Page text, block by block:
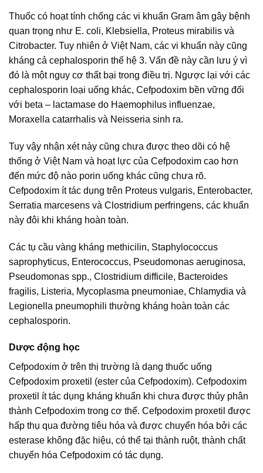
Thuốc có hoạt tính chống các vi khuẩn Gram âm gây bệnh
quan trọng như E. coli, Klebsiella, Proteus mirabilis và
Citrobacter. Tuy nhiên ở Việt Nam, các vi khuẩn này cũng
kháng cả cephalosporin thế hệ 3. Vấn đề này cần lưu ý vì
đó là một nguy cơ thất bại trong điều trị. Ngược lại với các
cephalosporin loại uống khác, Cefpodoxim bền vững đối
với beta – lactamase do Haemophilus influenzae,
Moraxella catarrhalis và Neisseria sinh ra.
Tuy vậy nhận xét này cũng chưa được theo dõi có hệ
thống ở Việt Nam và hoạt lực của Cefpodoxim cao hơn
đến mức độ nào porin uống khác cũng chưa rõ.
Cefpodoxim ít tác dụng trên Proteus vulgaris, Enterobacter,
Serratia marcesens và Clostridium perfringens, các khuẩn
này đôi khi kháng hoàn toàn.
Các tụ cầu vàng kháng methicilin, Staphylococcus
saprophyticus, Enterococcus, Pseudomonas aeruginosa,
Pseudomonas spp., Clostridium difficile, Bacteroides
fragilis, Listeria, Mycoplasma pneumoniae, Chlamydia và
Legionella pneumophili thường kháng hoàn toàn các
cephalosporin.
Dược động học
Cefpodoxim ở trên thị trường là dạng thuốc uống
Cefpodoxim proxetil (ester của Cefpodoxim). Cefpodoxim
proxetil ít tác dụng kháng khuẩn khi chưa được thủy phân
thành Cefpodoxim trong cơ thể. Cefpodoxim proxetil được
hấp thụ qua đường tiêu hóa và được chuyển hóa bởi các
esterase không đặc hiệu, có thể tại thành ruột, thành chất
chuyển hóa Cefpodoxim có tác dụng.